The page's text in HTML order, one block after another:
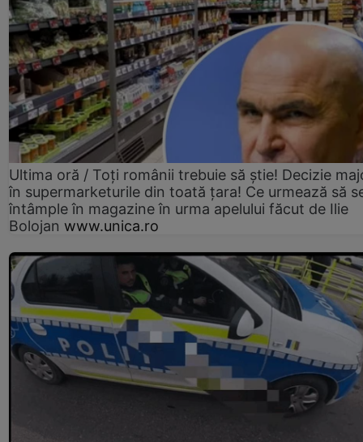
Ultima oră / Toți românii trebuie să știe! Decizie
în supermarketurile din toată țara! Ce urmează să
întâmple în magazine în urma apelului făcut de Ilie
Bolojan www.unica.ro